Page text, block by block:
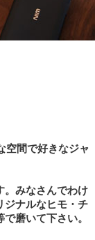
空間で好きなジャ
。みなさんでわけ
ジナルなヒモ・チ
磨いて下さい。